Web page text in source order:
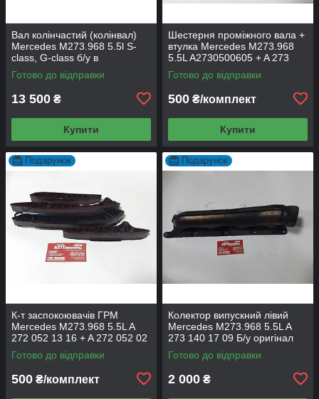
Вал колінчастий (колінвал)
Mercedes M273.968 5.5l S-
class, G-class б/у в
ідеальному стані
Готово до відправки
13 500 ₴
Купити
Шестерня проміжного вала +
втулка Mercedes M273.968
5.5L A2730500605 + A 273
052 00 05 Б/у оригінал
Готово до відправки
500 ₴/комплект
Купити
Подарунок
К-т заспокоювачів ГРМ
Mercedes M273.968 5.5L A
272 052 13 16 + A 272 052 02
16 + A 272 052 15 16 + A 272
052 00 16 Б/у оригінал
Готово до відправки
500 ₴/комплект
Подарунок
Колектор випускний лівий
Mercedes M273.968 5.5L A
273 140 17 09 Б/у оригінал
Готово до відправки
2 000 ₴